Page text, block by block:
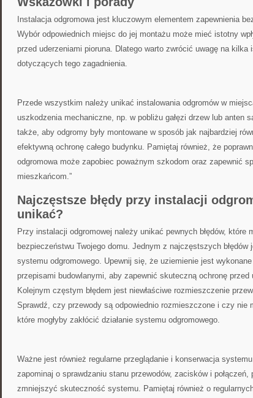
Instalacja ‌odgromowa jest kluczowym elementem zapewnienia
Wybór ‍odpowiednich miejsc​ do jej montażu może ⁤mieć istotny
przed uderzeniami pioruna.‌ Dlatego ‌warto zwrócić uwagę na kilka
dotyczących tego zagadnienia.
Przede wszystkim należy unikać instalowania ⁤odgromów w​
uszkodzenia⁢ mechaniczne, np. w ⁣pobliżu gałęzi drzew lub anten
także,⁣ aby odgromy były montowane​ w sposób jak najbardziej
efektywną ochronę całego budynku. Pamiętaj ‍również, że
odgromowa może ‌zapobiec poważnym szkodom oraz zapewnić
mieszkańcom.”
Najczęstsze błędy⁤ przy instalacji
unikać?
Przy instalacji odgromowej należy unikać ​pewnych błędów,‍ które⁣
⁣bezpieczeństwu Twojego domu. Jednym z najczęstszych błędów
systemu odgromowego.⁢ Upewnij⁣ się, że uziemienie ‍jest
przepisami⁢ budowlanymi, aby zapewnić skuteczną ochronę przed
Kolejnym częstym ‍błędem ⁤jest niewłaściwe rozmieszczenie
Sprawdź, czy przewody są⁤ odpowiednio⁣ rozmieszczone i czy ‍nie
które⁤ mogłyby zakłócić ‌działanie systemu odgromowego.
Ważne‌ jest również regularne przeglądanie ‌i konserwacja
zapominaj⁣ o sprawdzaniu⁢ stanu‍ przewodów, zacisków ‌i‌
zmniejszyć ‍skuteczność systemu. Pamiętaj również o